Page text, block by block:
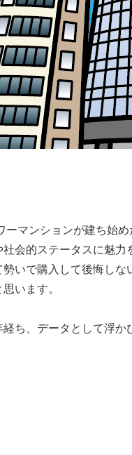
ーマンションが建ち始
会的ステータスに魅
勢いで購入して後悔し
います。
ち、データとして浮